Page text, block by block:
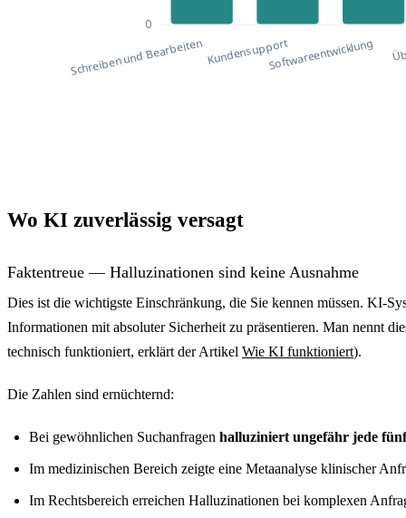
Datenanalyse 28
Wo KI zuverlässig versagt
Faktentreue — Halluzinationen sind keine Ausnahme
Dies ist die wichtigste Einschränkung, die Sie kennen müssen. KI-
Informationen mit absoluter Sicherheit zu präsentieren. Man nennt
technisch funktioniert, erklärt der Artikel Wie KI funktioniert).
Die Zahlen sind ernüchternd:
Bei gewöhnlichen Suchanfragen halluziniert ungefähr jede
Im medizinischen Bereich zeigte eine Metaanalyse klinischer
Im Rechtsbereich erreichen Halluzinationen bei komplexen